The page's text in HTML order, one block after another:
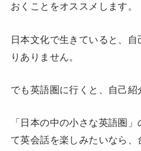
おくことをオススメします。
日本文化で生きていると、
りありません。
でも英語圏に行くと、自己紹
「日本の中の小さな英語圏
て英会話を楽しみたいなら